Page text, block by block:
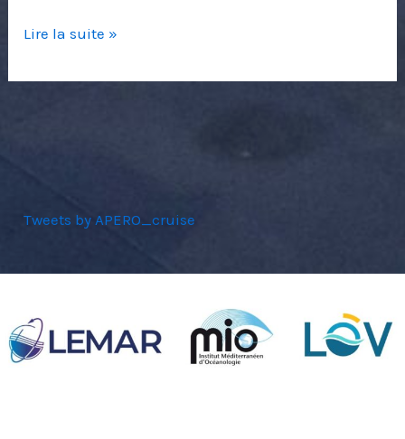
Lire la suite »
Tweets by APERO_cruise